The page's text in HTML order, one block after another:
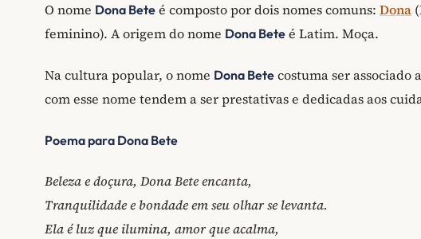
O nome Dona Bete é composto por dois nomes comuns: Dona
feminino). A origem do nome Dona Bete é Latim. Moça.
Na cultura popular, o nome Dona Bete costuma ser associado
com esse nome tendem a ser prestativas e dedicadas aos
Poema para Dona Bete
Beleza e doçura, Dona Bete encanta,
Tranquilidade e bondade em seu olhar se levanta.
Ela é luz que ilumina, amor que acalma,